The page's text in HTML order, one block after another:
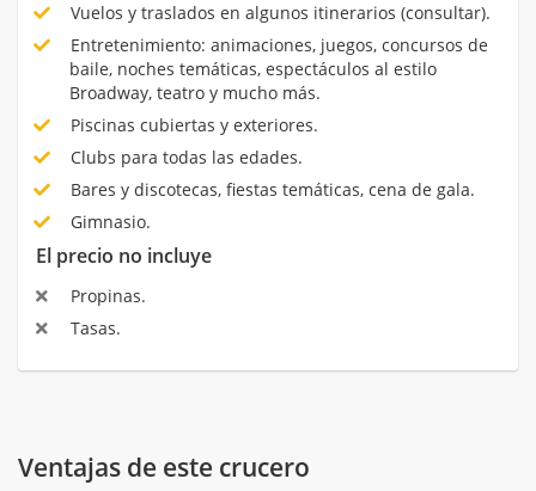
Vuelos y traslados en algunos itinerarios (consultar).
Entretenimiento: animaciones, juegos, concursos de
baile, noches temáticas, espectáculos al estilo
Broadway, teatro y mucho más.
Piscinas cubiertas y exteriores.
Clubs para todas las edades.
Bares y discotecas, fiestas temáticas, cena de gala.
Gimnasio.
El precio no incluye
Propinas.
Tasas.
Ventajas de este crucero